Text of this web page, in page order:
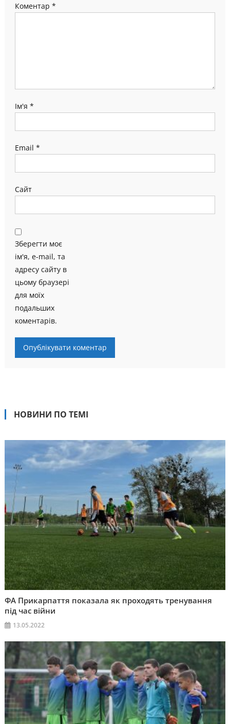
Коментар *
Ім'я *
Email *
Сайт
Зберегти моє
ім'я, e-mail, та
адресу сайту в
цьому браузері
для моїх
подальших
коментарів.
НОВИНИ ПО ТЕМІ
ФА Прикарпаття показала як проходять тренування
під час війни
13.05.2022